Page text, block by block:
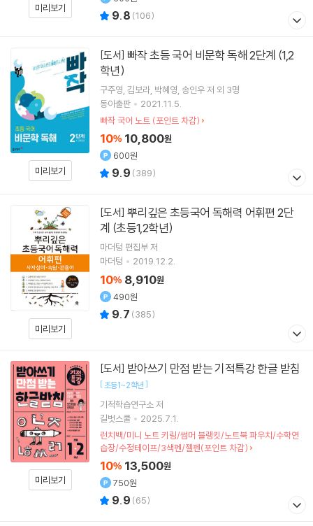
미리보기
9.8 (106)
미리보기
[도서]
학년)
구주영 김보라 박혜영 송인우저 외 3명
동아출판
2021.11.5.
빠작 국어 노트 (포인트 차감)
10% 10,800원
600원
9.9 (389)
미리보기
[도서]
계 (초등1,2학년)
마더텅 편집부 저
마더텅
2019.12.2.
10% 8,910원
490원
9.7 (385)
미리보기
[도서] 받아쓰기 만점 받는 기적특강 한글 받침
[초등1~2학년 ]
기적학습연구소 저
길벗스쿨
2025.7.1.
런치백/미니 노트 키링/썸머 블랭킷/노트북 파우치/수학연
습장/수정테이프/3색펜/젤펜(포인트 차감)
10% 13,500원
750원
9.9 (65)